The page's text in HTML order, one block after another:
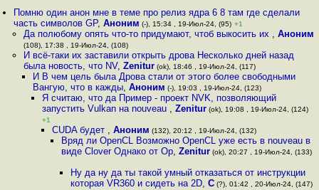
Помню один анон мне в теме про релиз ядра 6 8 там где сделали
часть символов GP,Аноним (-), 15:34 , 19-Июл-24, (95) +1
Да полюбому опять что-то придумают, чтоб выкосить их , Аноним
(108), 17:38 , 19-Июл-24, (108)
И всё-таки их заставили открыть дрова Несколько дней назад
была новость, что NV, Zenitur(ok), 18:46 , 19-Июл-24, (117)
И В чем цель была Дрова стали от этого более свободными
Вангую, что в кажды, Аноним (-), 19:03 , 19-Июл-24, (123)
Я считаю, что да Пример - проект NVK, позволяющий
запустить Vulkan на nouveau ,Zenitur (ok), 19:08 , 19-Июл-24, (124)
+1
CUDA будет , Аноним (132), 20:12 , 19-Июл-24, (132)
Вряд ли OpenCL Возможно OpenCL уже есть в nouveau в
виде Clover Однако от Op, Zenitur(ok), 20:27 , 19-Июл-24, (133)
Ну да ну да ты такой умный отказаться от инструкции
которая VR360 и сидеть на 2D,С (?), 01:42 , 20-Июл-24, (147)